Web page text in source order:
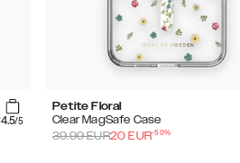
4.5/5
Petite Floral
Clear MagSafe Case
39.99EUR20 EUR-50%